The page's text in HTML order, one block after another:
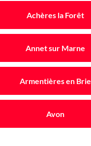
Achères la Forêt
Annet sur Marne
Armentières en Brie
Avon